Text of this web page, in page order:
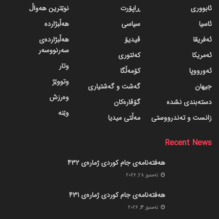
ئابووری
ئاسیا
ئەفریقا
ئەمریکا
ئەورووپا
جیهان
دسته‌بندی نشده
زانست و تەندرووستی
ڕاپۆرت
سیاسی
ڤیدیۆ
کەلتوری
کۆمەڵگا
گه‌شت و گه‌شتیاری
گۆڤاره‌کان
مەڵتی میدیا
نوێترین هەواڵ
هەڵبژاردە
هەڵبژاردەی
سەرنووسەر
وتار
وتووێژ
وەرزش
وێنە
Recent News
هەفتەنامەی جام کوردی ژمارەی 432
ته‌مموز 28, 2026
هەفتەنامەی جام کوردی ژمارەی 431
ته‌مموز 14, 2026